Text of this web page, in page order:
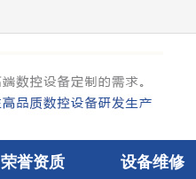
荣誉资质 设备维修